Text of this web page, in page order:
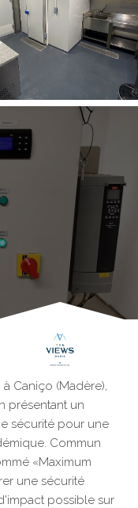
Caniço (Madère),
présentant un
sécurité pour une
Commun
«Maximum
une sécurité
possible sur